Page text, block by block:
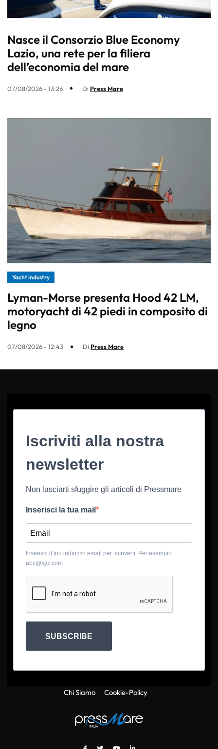
Nasce il Consorzio Blue Economy
Lazio, una rete per la filiera
dell’economia del mare
07/08/2026 - 13:26 Di Press Mare
Yacht industry
Lyman-Morse presenta Hood 42 LM,
motoryacht di 42 piedi in composito di
legno
07/08/2026 - 12:43 Di Press Mare
Iscriviti alla nostra
newsletter
Non lasciarti sfuggire gli articoli di Pressmare
Inserisci la tua mail
Inserisci il tuo indirizzo email per iscriverti. Per esempio
abc@xyz.com
SUBSCRIBE
Chi Siamo Cookie-Policy